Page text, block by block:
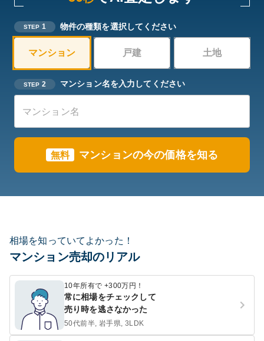
STEP 1 物件の種類を選択してください
マンション 戸建 土地
STEP 2 マンション名を入力してください
無料 マンションの今の価格を知る
相場を知っていてよかった！
マンション売却のリアル
10年所有で +300万円！
常に相場をチェックして
売り時を逃さなかった
50代前半, 岩手県, 3LDK